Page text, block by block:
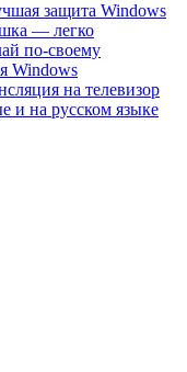
защита Windows
— легко
по-своему
Windows
на телевизор
и на русском языке